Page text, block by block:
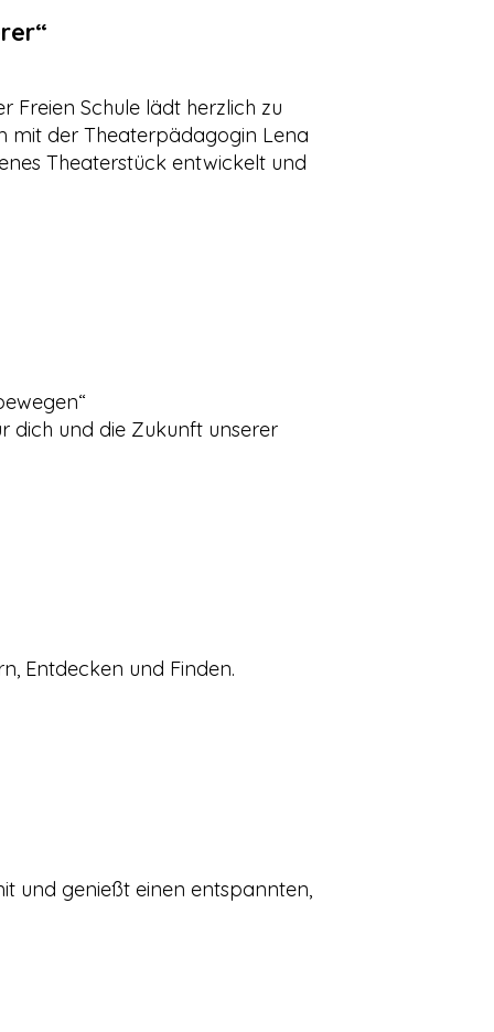
Freien Schule lädt herzlich zu
mit der Theaterpädagogin Lena
Theaterstück entwickelt und
dich und die Zukunft unserer
Entdecken und Finden.
und genießt einen entspannten,